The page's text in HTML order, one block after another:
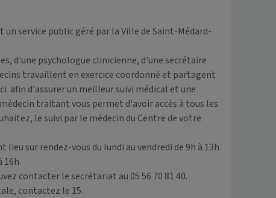
service public géré par la Ville de Saint-Médard-
d'une psychologue clinicienne, d'une secrétaire
travaillent en exercice coordonné et partagent
afin d'assurer un meilleur suivi médical et une
traitant vous permet d'avoir accès à tous les
le suivi par le médecin du Centre de votre
sur rendez-vous du lundi au vendredi de 9h à 13h
16h.
contacter le secrétariat au 05 56 70 81 40.
contactez le 15.